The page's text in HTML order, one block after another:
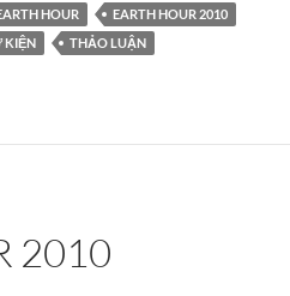
HOUR
EARTH HOUR 2010
KIỆN
THẢO LUẬN
2010